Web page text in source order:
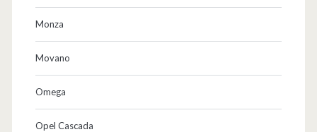
Monza
Movano
Omega
Opel Cascada